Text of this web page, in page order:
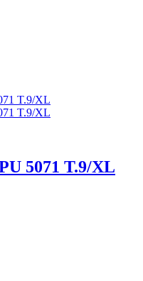
5071 T.9/XL